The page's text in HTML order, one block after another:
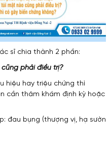
sĩ chia thành 2 phần:
phải điều trị?
hiệu hay triệu chứng thì
cần thăm khám định kỳ hoặc
đau bụng (thượng vị, hạ sườn